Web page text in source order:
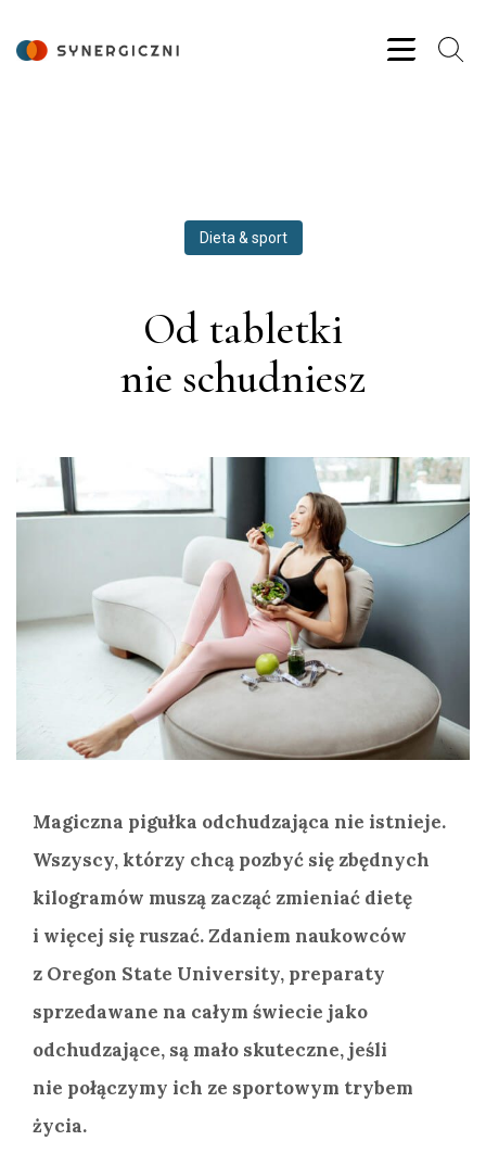
Dieta & sport
Od tabletki
nie schudniesz
Magiczna pigułka odchudzająca nie istnieje.
Wszyscy, którzy chcą pozbyć się zbędnych
kilogramów muszą zacząć zmieniać dietę
i więcej się ruszać. Zdaniem naukowców
z Oregon State University, preparaty
sprzedawane na całym świecie jako
odchudzające, są mało skuteczne, jeśli
nie połączymy ich ze sportowym trybem
życia.